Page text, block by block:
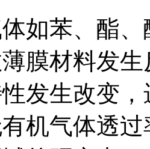
如苯、酯
膜材料发
发生改变
机气体透